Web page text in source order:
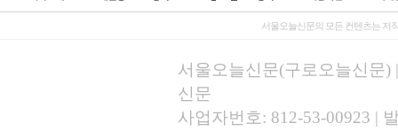
서울오늘신문의 모든 컨텐츠는 저
서울오늘신문(구로오늘신문)
신문
사업자번호: 812-53-00923 |